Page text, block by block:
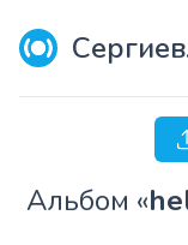
Aльбом «